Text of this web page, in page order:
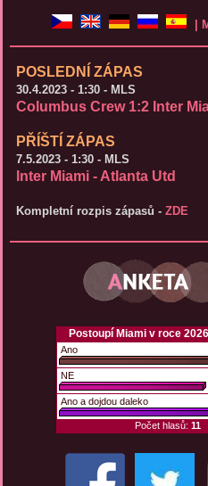
|
POSLEDNÍ ZÁPAS
30.4.2023 - 1:30 - MLS
Columbus Crew 1:2 Inter
PŘÍŠTÍ ZÁPAS
7.5.2023 - 1:30 - MLS
Inter Miami - Atlanta Utd
Kompletní rozpis zápasů - ZDE